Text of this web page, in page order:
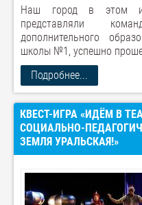
Наш город в этом
представляли
дополнительного
школы №1, успешно
Подробнее...
КВЕСТ-ИГРА «ИДЁМ В
СОЦИАЛЬНО-
ЗЕМЛЯ УРАЛЬСКАЯ!»